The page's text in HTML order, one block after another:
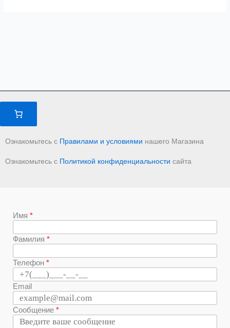
Ознакомьтесь с Правилами и условиями нашего Магазина
Ознакомьтесь с Политикой конфиденциальности сайта
Имя
Фамилия
Телефон
Email
Сообщение